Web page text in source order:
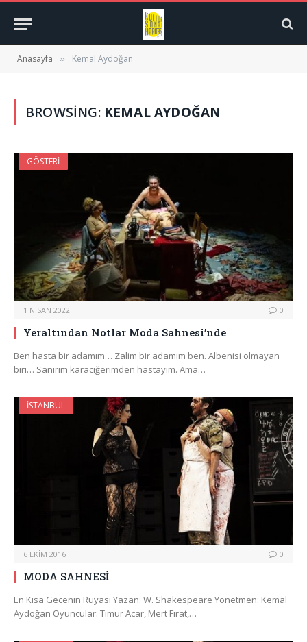
Anasayfa » Kemal Aydoğan
BROWSING: KEMAL AYDOĞAN
GÖSTERI
1 NISAN 2022 0
Yeraltından Notlar Moda Sahnesi’nde
Ben hasta bir adamım… Zalim bir adamım ben. Albenisi olmayan
biri… Sanırım karaciğerimden hastayım. Ama…
İSTANBUL
6 EKIM 2016 0
MODA SAHNESİ
En Kısa Gecenin Rüyası Yazan: W. Shakespeare Yönetmen: Kemal
Aydoğan Oyuncular: Timur Acar, Mert Fırat,…